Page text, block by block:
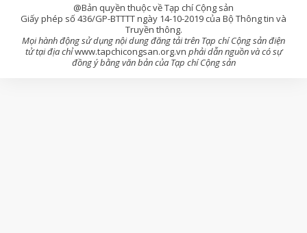
@Bản quyền thuộc về Tạp chí Cộng sản
Giấy phép số 436/GP-BTTTT ngày 14-10-2019 của Bộ Thông tin và
Truyền thông.
Mọi hành động sử dụng nội dung đăng tải trên Tạp chí Cộng sản điện
tử tại địa chỉwww.tapchicongsan.org.vn phải dẫn nguồn và có sự
đồng ý bằng văn bản của Tạp chí Cộng sản